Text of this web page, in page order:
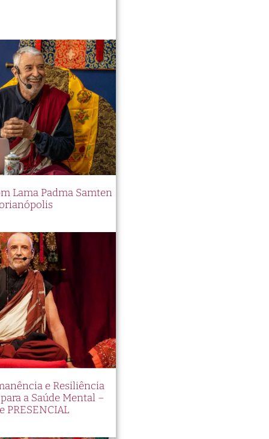
Lama Padma Samten
e Resiliência
a Saúde Mental –
PRESENCIAL